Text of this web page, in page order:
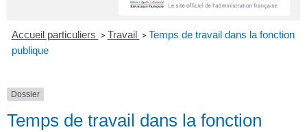
Accueil particuliers > Travail > Temps de travail dans la fonction
publique
Dossier
Temps de travail dans la fonction